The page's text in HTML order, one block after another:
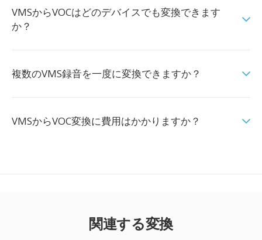
VMSからVOCはどのデバイスでも変換できます
か？
複数のVMS録音を一度に変換できますか？
VMSからVOC変換に費用はかかりますか？
関連する変換